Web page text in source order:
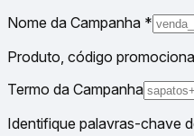
Nome da Campanha *
Produto, código
Termo da Campanha
Identifique palavras-chave